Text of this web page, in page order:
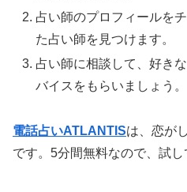
占い師のプロフィールを
た占い師を見つけます。
占い師に相談して、好き
バイスをもらいましょう。
電話占いATLANTISは、恋が
です。5分間無料なので、試し